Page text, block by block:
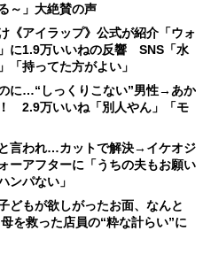
～」大絶賛の声
《アイラップ》公式が紹介「ウォ
に1.9万いいねの反響 SNS「水
「持ってた方がよい」
に…“しっくりこない”男性→あか
2.9万いいね「別人やん」「モ
言われ…カットで解決→イケオジ
アフターに「うちの夫もお願い
ンパない」
どもが欲しがったお面、なんと
を救った店員の“粋な計らい”に